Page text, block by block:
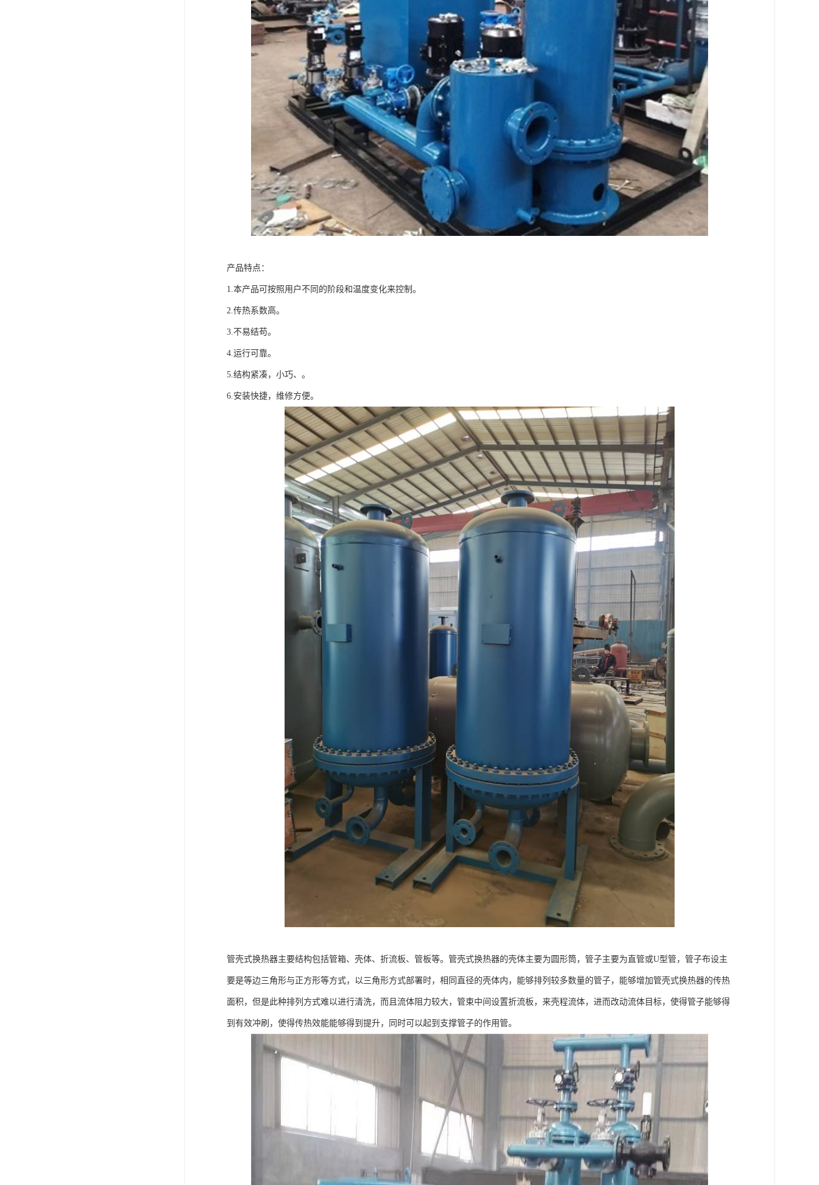
产品特点：
1.本产品可按照用户不同的阶段和温度变化来控制。
2.传热系数高。
3.不易结苟。
4.运行可靠。
5.结构紧凑，小巧、。
6.安装快捷，维修方便。
管壳式换热器主要结构包括管箱、壳体、折流板、管板等。管壳式换热器的壳体主要为圆形筒，管子主要为直管或U型管，管子布设主
要是等边三角形与正方形等方式，以三角形方式部署时，相同直径的壳体内，能够排列较多数量的管子，能够增加管壳式换热器的传热
面积，但是此种排列方式难以进行清洗，而且流体阻力较大，管束中间设置折流板，来壳程流体，进而改动流体目标，使得管子能够得
到有效冲刷，使得传热效能能够得到提升，同时可以起到支撑管子的作用管。